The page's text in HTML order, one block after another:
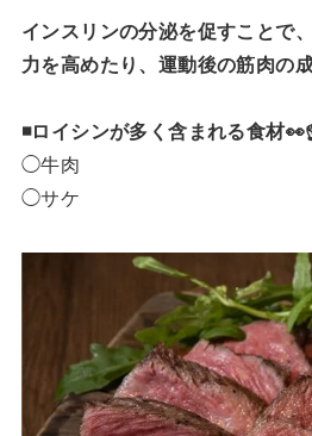
インスリンの分泌を促すことで
力を高めたり、運動後の筋肉の
◾️ロイシンが多く含まれる食材
◯牛肉
◯サケ